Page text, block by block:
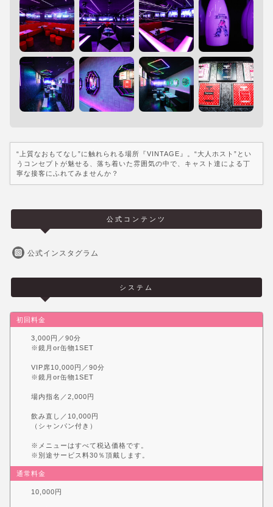
“上質なおもてなし”に触れられる場所『VINTAGE』。“大人ホスト”とい
うコンセプトが魅せる、落ち着いた雰囲気の中で、キャスト達による丁
寧な接客にふれてみませんか？
公式コンテンツ
公式インスタグラム
システム
初回料金
3,000円／90分
※鏡月or缶物1SET
VIP席10,000円／90分
※鏡月or缶物1SET
場内指名／2,000円
飲み直し／10,000円
（シャンパン付き）
※メニューはすべて税込価格です。
※別途サービス料30％頂戴します。
通常料金
10,000円